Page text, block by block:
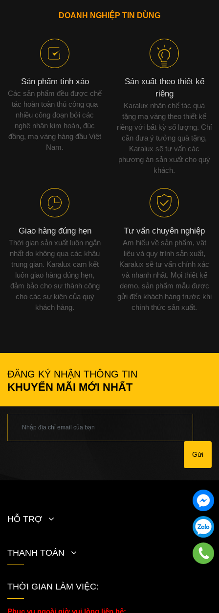
DOANH NGHIỆP TIN DÙNG
Sản phẩm tinh xảo
Các sản phẩm đều được chế
tác hoàn toàn thủ công qua
nhiều công đoạn bởi các
nghệ nhân kim hoàn, đúc
đồng, mạ vàng hàng đầu Việt
Nam.
Sản xuất theo thiết kế
riêng
Karalux nhận chế tác quà
tặng mạ vàng theo thiết kế
riêng với bất kỳ số lượng. Chỉ
cần đưa ý tưởng quà tặng,
Karalux sẽ tư vấn các
phương án sản xuất cho quý
khách.
Giao hàng đúng hẹn
Thời gian sản xuất luôn ngắn
nhất do không qua các khâu
trung gian. Karalux cam kết
luôn giao hàng đúng hẹn,
đảm bảo cho sự thành công
cho các sự kiện của quý
khách hàng.
Tư vấn chuyên nghiệp
Am hiểu về sản phẩm, vật
liệu và quy trình sản xuất,
Karalux sẽ tư vấn chính xác
và nhanh nhất. Mọi thiết kế
demo, sản phẩm mẫu được
gửi đến khách hàng trước khi
chính thức sản xuất.
ĐĂNG KÝ NHẬN THÔNG TIN
KHUYẾN MÃI MỚI NHẤT
Gửi
HỖ TRỢ
THANH TOÁN
THỜI GIAN LÀM VIỆC:
Phục vụ ngoài giờ vui lòng liên hệ: